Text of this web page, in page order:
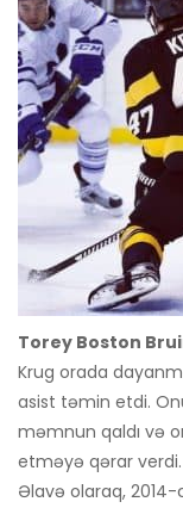
Torey Boston
Krug orada
asist təmin etdi.
məmnun qaldı və
etməyə qərar verdi.
Əlavə olaraq,